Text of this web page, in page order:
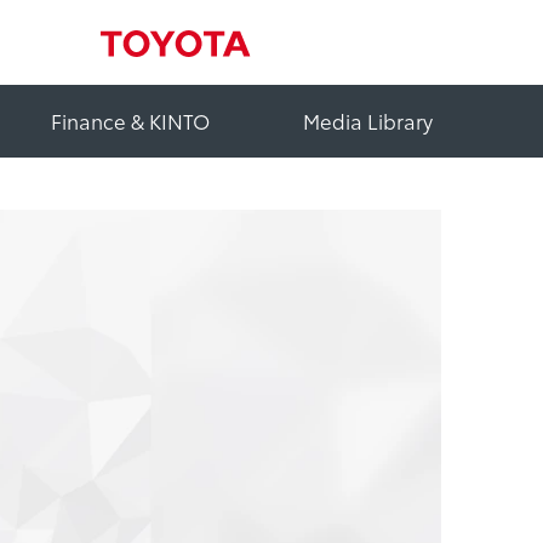
Finance & KINTO Media Library